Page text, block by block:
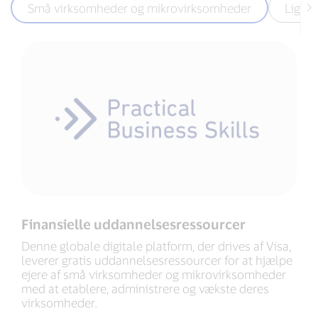
Små virksomheder og mikrovirksomheder
Finansielle uddannelsesressourcer
Denne globale digitale platform, der drives af Visa,
leverer gratis uddannelsesressourcer for at hjælpe
ejere af små virksomheder og mikrovirksomheder
med at etablere, administrere og vækste deres
virksomheder.